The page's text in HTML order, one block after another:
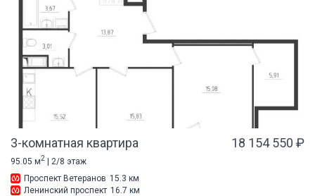
3-комнатная квартира 18 154 550 ₽
95.05 м2 | 2/8 этаж
Проспект Ветеранов 15.3 км
Ленинский проспект 16.7 км